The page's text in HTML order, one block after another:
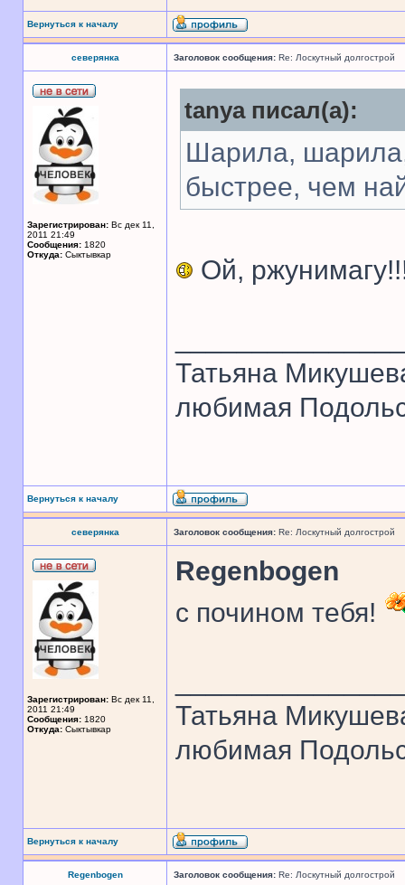
Вернуться к началу
северянка Заголовок сообщения: Re: Лоскутный долгострой
Зарегистрирован: Вс дек 11,
2011 21:49
Сообщения: 1820
Откуда: Сыктывкар
tanya писал(а):
Шарила,
быстрее, чем
Ой,
Татьяна
любимая
Вернуться к началу
северянка Заголовок сообщения: Re: Лоскутный долгострой
Зарегистрирован: Вс дек 11,
2011 21:49
Сообщения: 1820
Откуда: Сыктывкар
Regenbogen
с почином тебя!
Татьяна
любимая
Вернуться к началу
Regenbogen Заголовок сообщения: Re: Лоскутный долгострой